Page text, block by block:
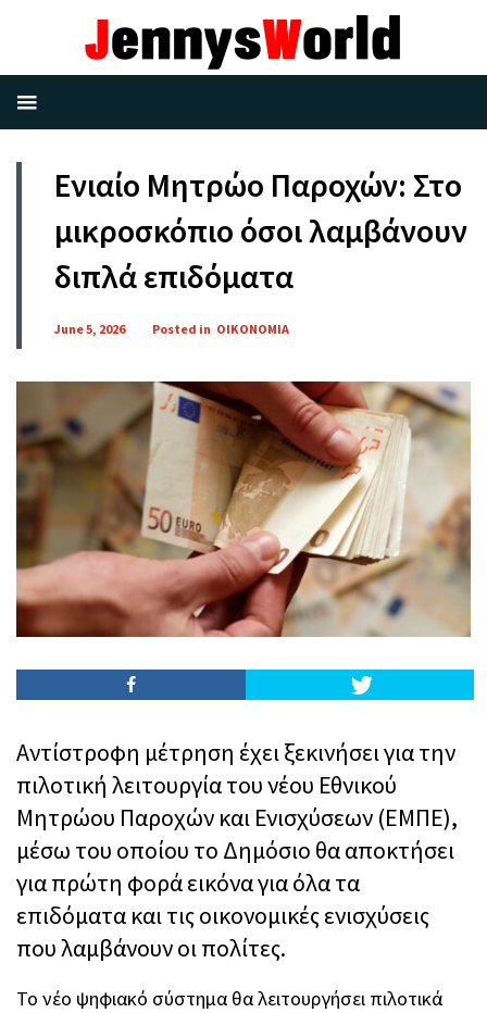
Ενιαίο Μητρώο Παροχών: Στο
μικροσκόπιο όσοι λαμβάνουν
διπλά επιδόματα
June 5, 2026 Posted in ΟΙΚΟΝΟΜΙΑ
Αντίστροφη μέτρηση έχει ξεκινήσει για την
πιλοτική λειτουργία του νέου Εθνικού
Μητρώου Παροχών και Ενισχύσεων (ΕΜΠΕ),
μέσω του οποίου το Δημόσιο θα αποκτήσει
για πρώτη φορά εικόνα για όλα τα
επιδόματα και τις οικονομικές ενισχύσεις
που λαμβάνουν οι πολίτες.
Το νέο ψηφιακό σύστημα θα λειτουργήσει πιλοτικά